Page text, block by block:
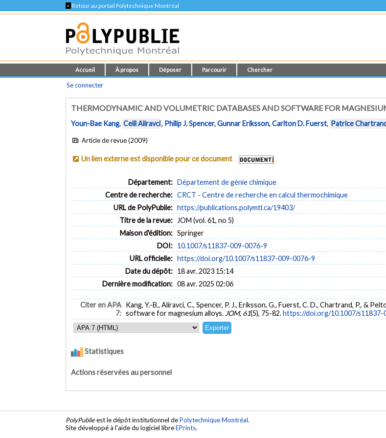
< Retour au portail Polytechnique Montréal
Accueil À propos Déposer Parcourir Chercher
Se connecter
THERMODYNAMIC AND VOLUMETRIC DATABASES AND SOFTWARE FOR
Youn-Bae Kang, Celil Aliravci, Philip J. Spencer,Gunnar Eriksson,Carlton D. Fuerst, Patrice
Article de revue (2009)
Un lien externe est disponible pour ce document
Département: Département de génie chimique
Centre de recherche: CRCT - Centre de recherche en calcul thermochimique
URL de PolyPublie: https://publications.polymtl.ca/19403/
Titre de la revue:
JOM (vol. 61, no 5)
Maison d'édition: Springer
DOI: 10.1007/s11837-009-0076-9
URL officielle: https://doi.org/10.1007/s11837-009-0076-9
Date du dépôt: 18 avr. 2023 15:14
Dernière modification: 08 avr. 2025 02:06
Citer en APA
7:
Kang, Y.-B., Aliravci, C., Spencer, P. J., Eriksson, G., Fuerst, C. D., Chartrand, P., &
software for magnesium alloys. JOM, 61(5), 75-82.https://doi.org/10.1007/s11837-
Statistiques
Actions réservées au personnel
PolyPublieest le dépôt institutionnel dePolytechnique Montréal.
Site développé à l'aide du logiciel libreEPrints.